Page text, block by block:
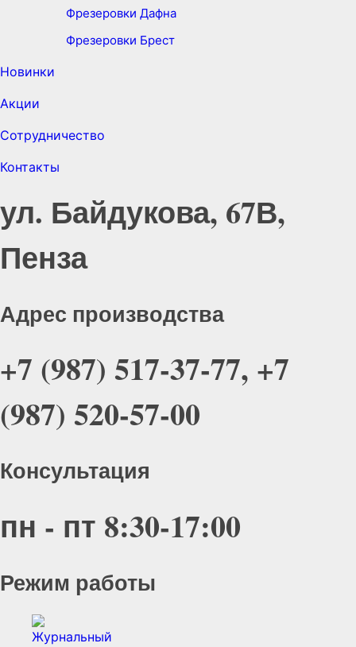
Фрезеровки Дафна
Фрезеровки Брест
Новинки
Акции
Сотрудничество
Контакты
ул. Байдукова, 67В,
Пенза
Адрес производства
+7 (987) 517-37-77, +7
(987) 520-57-00
Консультация
пн - пт 8:30-17:00
Режим работы